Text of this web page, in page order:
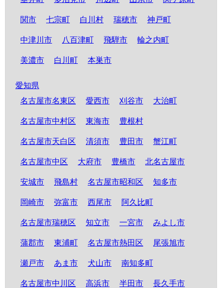
関市 七宗町 白川村 瑞穂市 神戸町
中津川市 八百津町 飛騨市 輪之内町
美濃市 白川町 本巣市
愛知県
名古屋市名東区
愛西市 刈谷市 大治町
名古屋市中村区 東海市 豊根村
名古屋市天白区 清須市 豊田市 蟹江町
名古屋市中区 大府市 豊橋市 北名古屋市
安城市 飛島村 名古屋市昭和区 知多市
岡崎市 弥富市 西尾市 阿久比町
名古屋市瑞穂区 知立市 一宮市 みよし市
蒲郡市 東浦町 名古屋市熱田区 尾張旭市
瀬戸市 あま市 犬山市 南知多町
名古屋市中川区 高浜市 半田市 長久手市